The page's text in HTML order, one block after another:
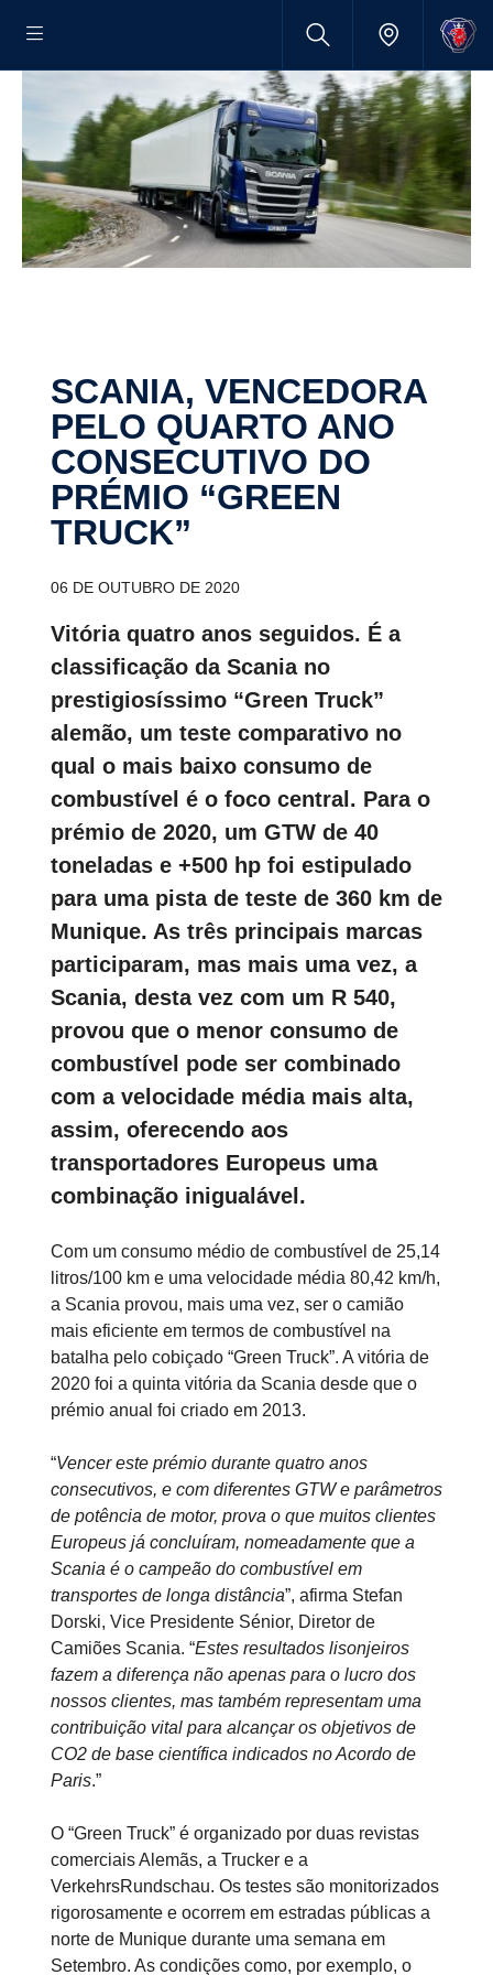
SCANIA, VENCE­DORA
PELO QUARTO ANO
CONSE­CU­TIVO DO
PRÉMIO “GREEN
TRUCK”
06 DE OUTUBRO DE 2020
Vitória quatro anos seguidos. É a
classificação da Scania no
prestigiosíssimo “Green Truck”
alemão, um teste comparativo no
qual o mais baixo consumo de
combustível é o foco central. Para o
prémio de 2020, um GTW de 40
toneladas e +500 hp foi estipulado
para uma pista de teste de 360 km de
Munique. As três principais marcas
participaram, mas mais uma vez, a
Scania, desta vez com um R 540,
provou que o menor consumo de
combustível pode ser combinado
com a velocidade média mais alta,
assim, oferecendo aos
transportadores Europeus uma
combinação inigualável.
Com um consumo médio de combustível de 25,14
litros/100 km e uma velocidade média 80,42 km/h,
a Scania provou, mais uma vez, ser o camião
mais eficiente em termos de combustível na
batalha pelo cobiçado “Green Truck”. A vitória de
2020 foi a quinta vitória da Scania desde que o
prémio anual foi criado em 2013.
“Vencer este prémio durante quatro anos
consecutivos, e com diferentes GTW e parâmetros
de potência de motor, prova o que muitos clientes
Europeus já concluíram, nomeadamente que a
Scania é o campeão do combustível em
transportes de longa distância”, afirma Stefan
Dorski, Vice Presidente Sénior, Diretor de
Camiões Scania. “Estes resultados lisonjeiros
fazem a diferença não apenas para o lucro dos
nossos clientes, mas também representam uma
contribuição vital para alcançar os objetivos de
CO2 de base científica indicados no Acordo de
Paris.”
O “Green Truck” é organizado por duas revistas
comerciais Alemãs, a Trucker e a
VerkehrsRundschau. Os testes são monitorizados
rigorosamente e ocorrem em estradas públicas a
norte de Munique durante uma semana em
Setembro. As condições como, por exemplo, o